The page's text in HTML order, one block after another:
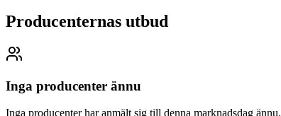
Producenternas utbud
Inga producenter ännu
Inga producenter har anmält sig till denna marknadsdag ännu.